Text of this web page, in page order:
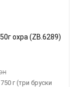
охра (ZB.6289)
г (три бруски